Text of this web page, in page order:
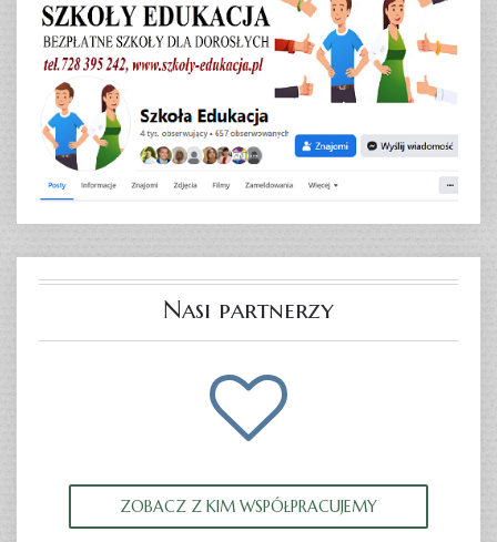
Nasi partnerzy
ZOBACZ Z KIM WSPÓŁPRACUJEMY